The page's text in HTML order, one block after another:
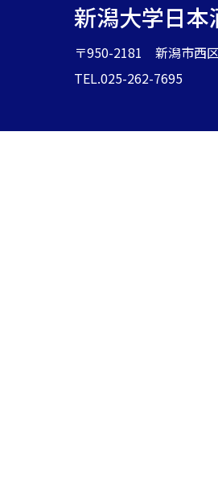
新潟大学日本
〒950-2181 新潟市西
TEL.025-262-7695